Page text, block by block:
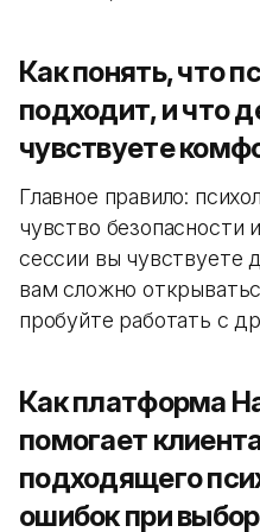
Как понять, что
подходит, и что
чувствуете
Главное правило:
чувство безопасности
сессии вы чувствуете
вам сложно
пробуйте работать с
Как платформа
помогает
подходящего
ошибок при